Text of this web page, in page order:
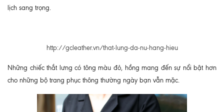
lịch sang trọng.
http://gcleather.vn/that-lung-da-nu-hang-hieu
Những chiếc thắt lưng có tông màu đỏ, hồng mang đến sự nổi bật hơn
cho những bộ trang phục thông thường ngày bạn vẫn mặc.